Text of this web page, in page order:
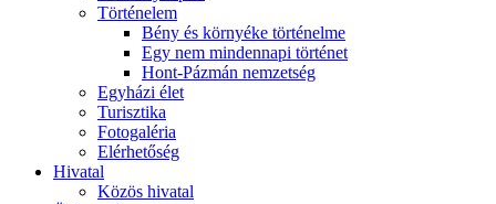
Történelem
Bény és környéke történelme
Egy nem mindennapi történet
Hont-Pázmán nemzetség
Egyházi élet
Turisztika
Fotogaléria
Elérhetőség
Hivatal
Közös hivatal